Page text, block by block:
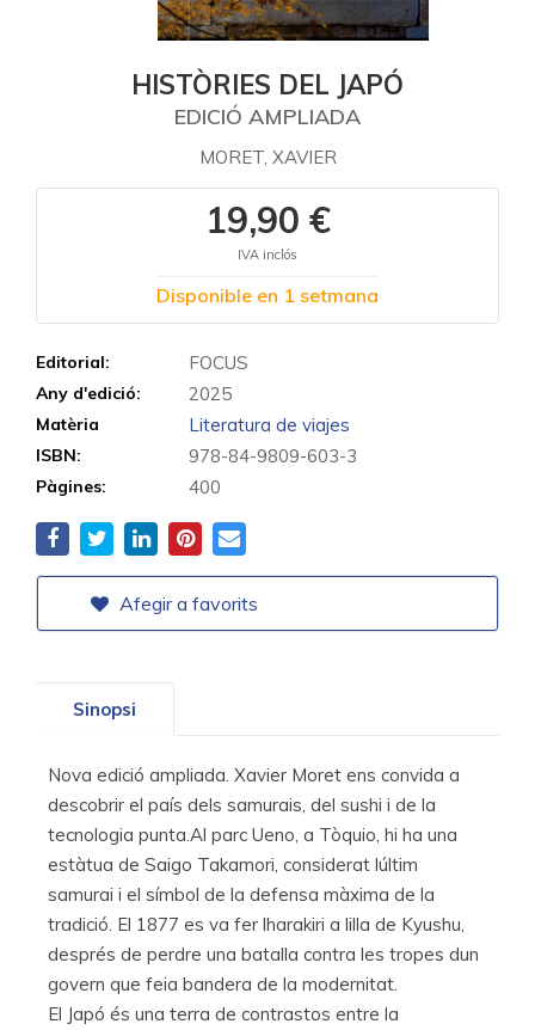
HISTÒRIES DEL JAPÓ
EDICIÓ AMPLIADA
MORET, XAVIER
19,90 €
IVA inclós
Disponible en 1 setmana
Editorial: FOCUS
Any d'edició: 2025
Matèria Literatura de viajes
ISBN: 978-84-9809-603-3
Pàgines: 400
Afegir a favorits
Sinopsi
Nova edició ampliada. Xavier Moret ens convida a
descobrir el país dels samurais, del sushi i de la
tecnologia punta.Al parc Ueno, a Tòquio, hi ha una
estàtua de Saigo Takamori, considerat lúltim
samurai i el símbol de la defensa màxima de la
tradició. El 1877 es va fer lharakiri a lilla de Kyushu,
després de perdre una batalla contra les tropes dun
govern que feia bandera de la modernitat.
El Japó és una terra de contrastos entre la